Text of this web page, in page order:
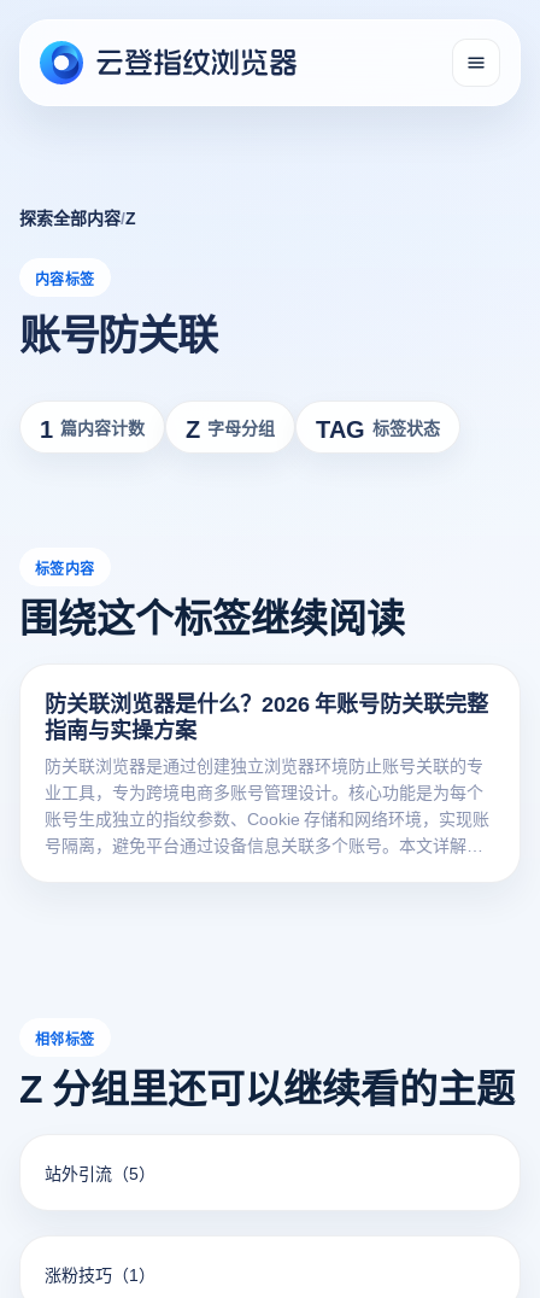
探索全部内容/Z
内容标签
账号防关联
1 篇内容计数 Z 字母分组 TAG 标签状态
标签内容
围绕这个标签继续阅读
防关联浏览器是什么？2026 年账号防关联完整
指南与实操方案
防关联浏览器是通过创建独立浏览器环境防止账号关联的专
业工具，专为跨境电商多账号管理设计。核心功能是为每个
账号生成独立的指纹参数、Cookie 存储和网络环境，实现账
号隔离，避免平台通过设备信息关联多个账号。本文详解账
相邻标签
Z 分组里还可以继续看的主题
站外引流 （5）
涨粉技巧 （1）